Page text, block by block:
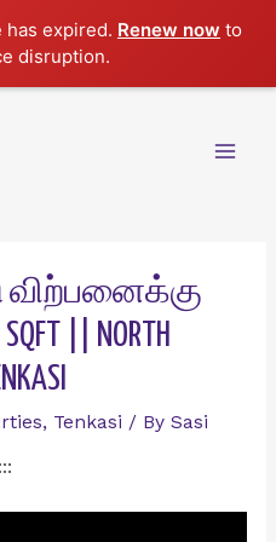
expired. Renew now to
disruption.
விற்பனைக்கு
|| NORTH
, Tenkasi / By Sasi